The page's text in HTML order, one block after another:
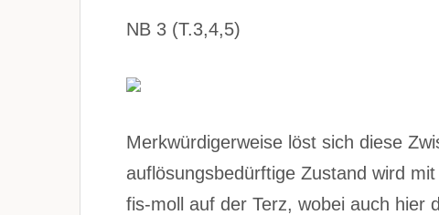
NB 3 (T.3,4,5)
Merkwürdigerweise löst sich diese
auflösungsbedürftige Zustand wird
fis-moll auf der Terz, wobei auch hier